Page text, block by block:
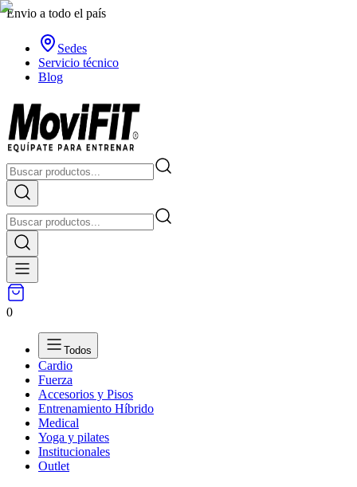
Envio a todo el país
Sedes
Servicio técnico
Blog
0
Todos
Cardio
Fuerza
Accesorios y Pisos
Entrenamiento Híbrido
Medical
Yoga y pilates
Institucionales
Outlet